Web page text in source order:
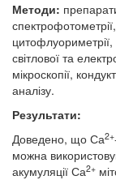
Методи:
цитофлуориметрії,
світлової та
мікроскопії,
аналізу.
Результати:
Доведено, що Са2+
можна
акумуляції Са2+